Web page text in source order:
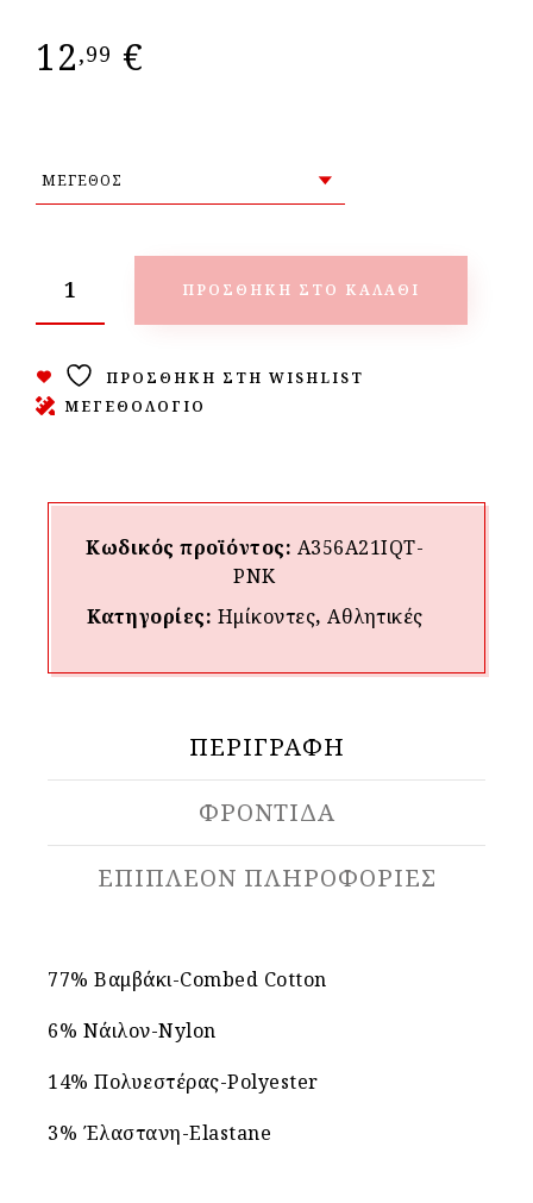
12,99 €
ΠΡΟΣΘΉΚΗ ΣΤΟ ΚΑΛΆΘΙ
ΠΡΟΣΘΉΚΗ ΣΤΗ WISHLIST
ΜΕΓΕΘΟΛΟΓΙΟ
Κωδικός προϊόντος: A356A21IQT-
PNK
Κατηγορίες: Hμίκοντες, Αθλητικές
ΠΕΡΙΓΡΑΦΉ
ΦΡΟΝΤΙΔΑ
ΕΠΙΠΛΈΟΝ ΠΛΗΡΟΦΟΡΊΕΣ
77% Βαμβάκι-Combed Cotton
6% Νάιλον-Nylon
14% Πολυεστέρας-Polyester
3% Έλαστανη-Elastane